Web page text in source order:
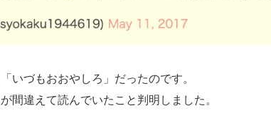
いづもおおやしろ」だったのです。
間違えて読んでいたこと判明しました。